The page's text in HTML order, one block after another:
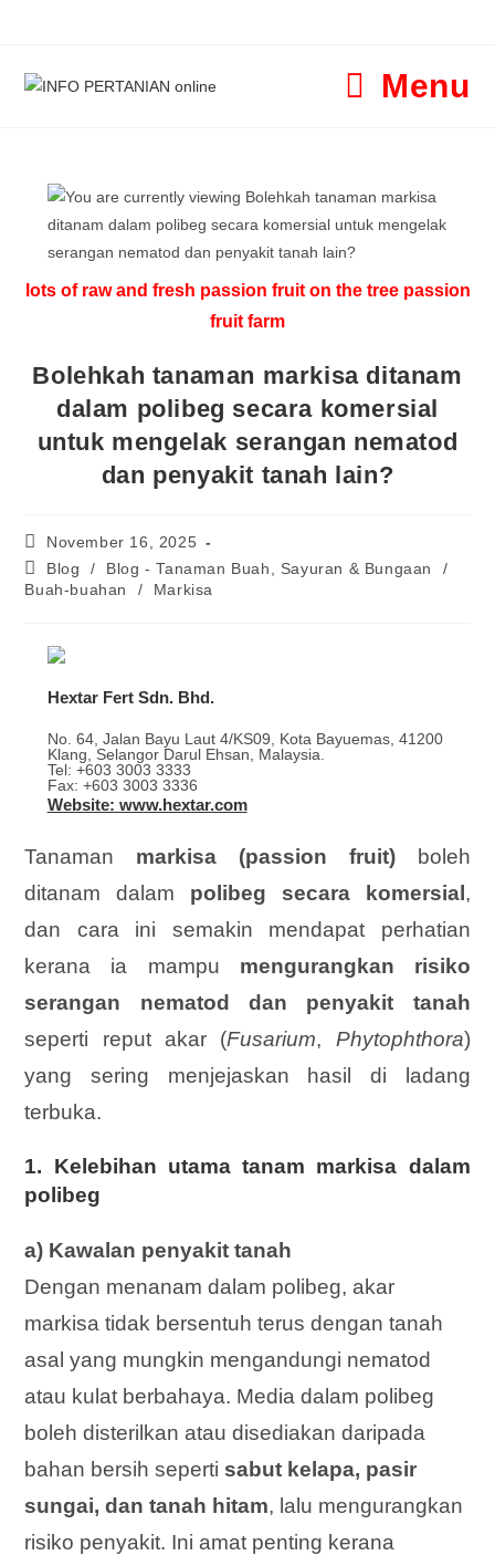
Menu
lots of raw and fresh passion fruit on the tree passion
fruit farm
Bolehkah tanaman markisa ditanam
dalam polibeg secara komersial
untuk mengelak serangan nematod
dan penyakit tanah lain?
November 16, 2025
Blog
/ Blog - Tanaman Buah, Sayuran & Bungaan
/
Buah-buahan
/ Markisa
Hextar Fert Sdn. Bhd.
No. 64, Jalan Bayu Laut 4/KS09, Kota Bayuemas, 41200
Klang, Selangor Darul Ehsan, Malaysia.
Tel: +603 3003 3333
Fax: +603 3003 3336
Website: www.hextar.com
Tanaman markisa (passion fruit)boleh
ditanam dalam polibeg secara komersial ,
dan cara ini semakin mendapat perhatian
kerana ia mampu mengurangkan risiko
serangan nematod dan penyakit tanah
seperti reput akar (Fusarium, Phytophthora)
yang sering menjejaskan hasil di ladang
terbuka.
1. Kelebihan utama tanam markisa dalam
polibeg
a) Kawalan penyakit tanah
Dengan menanam dalam polibeg, akar
markisa tidak bersentuh terus dengan tanah
asal yang mungkin mengandungi nematod
atau kulat berbahaya. Media dalam polibeg
boleh disterilkan atau disediakan daripada
bahan bersih seperti sabut kelapa, pasir
sungai, dan tanah hitam, lalu mengurangkan
risiko penyakit. Ini amat penting kerana